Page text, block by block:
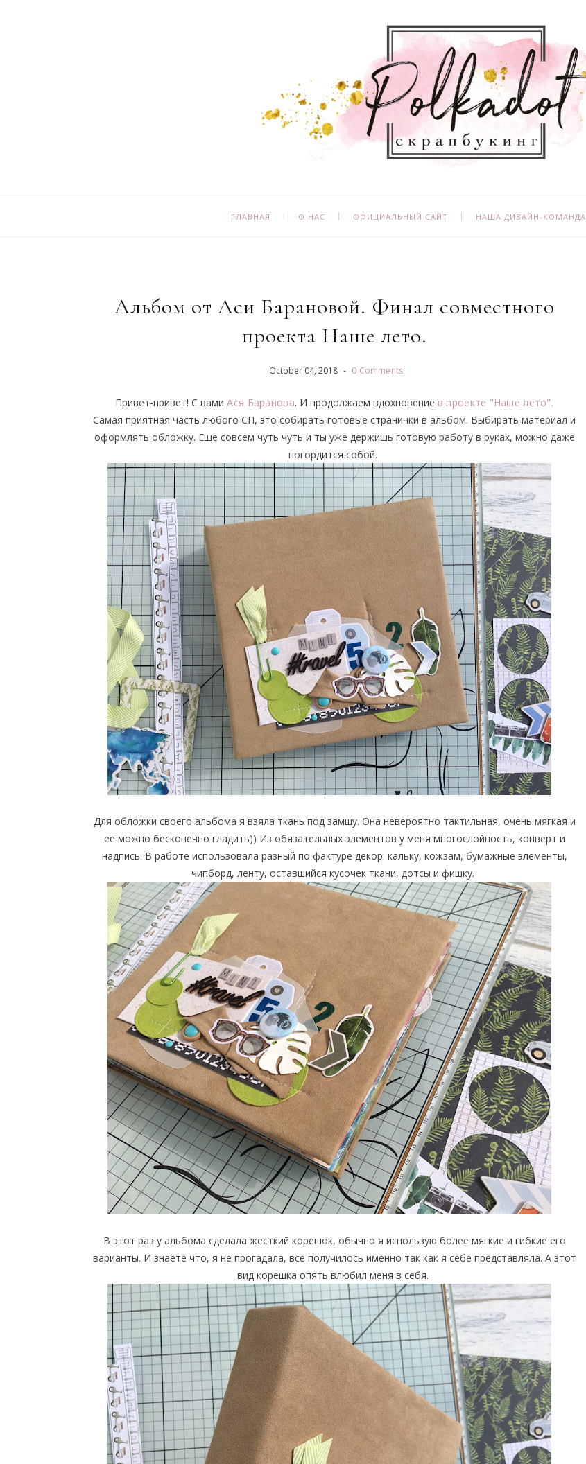
ГЛАВНАЯ О НАС ОФИЦИАЛЬНЫЙ САЙТ НАША ДИЗАЙН-КОМАНДА
Альбом от Аси Барановой. Финал совместного
проекта Наше лето.
October 04,2018 - 0 Comments
Привет-привет! С вамиАся Баранова. И продолжаем вдохновение в проекте "Наше лето".
Самая приятная часть любого СП, это собирать готовые странички в альбом. Выбирать материал и
оформлять обложку. Еще совсем чуть чуть и ты уже держишь готовую работу в руках, можно даже
погордится собой.
Для обложки своего альбома я взяла ткань под замшу. Она невероятно тактильная, очень мягкая и
ее можно бесконечно гладить)) Из обязательных элементов у меня многослойность, конверт и
надпись. В работе использовала разный по фактуре декор: кальку, кожзам, бумажные элементы,
чипборд, ленту, оставшийся кусочек ткани, дотсы и фишку.
В этот раз у альбома сделала жесткий корешок, обычно я использую более мягкие и гибкие его
варианты. И знаете что, я не прогадала, все получилось именно так как я себе представляла. А этот
вид корешка опять влюбил меня в себя.